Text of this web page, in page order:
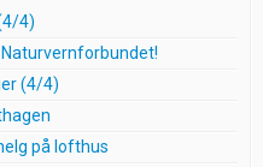
4)
(4/4)
på lofthus